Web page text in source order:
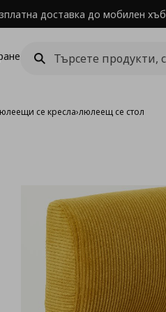
доставка до мобилен хъб
се кресла›люлеещ се стол